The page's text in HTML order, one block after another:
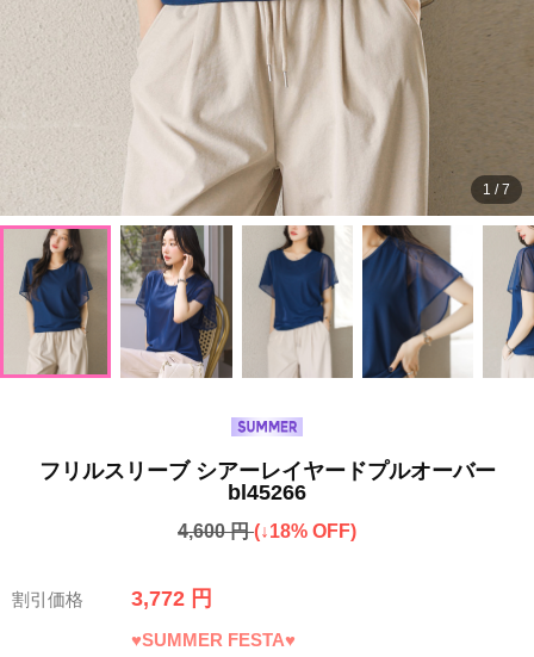
1 /7
フリルスリーブ シアーレイヤードプルオーバー
bl45266
4,600 円(↓18% OFF)
割引価格 3,772 円
♥SUMMER FESTA♥